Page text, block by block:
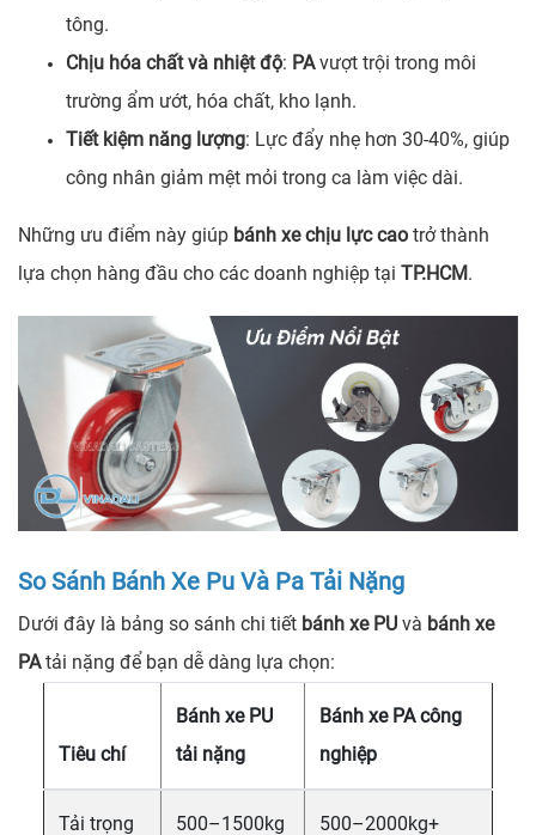
tông.
Chịu hóa chất và nhiệt độ: PAvượt trội trong môi
trường ẩm ướt, hóa chất, kho lạnh.
Tiết kiệm năng lượng: Lực đẩy nhẹ hơn 30-40%, giúp
công nhân giảm mệt mỏi trong ca làm việc dài.
Những ưu điểm này giúp bánh xe chịu lực cao trở thành
lựa chọn hàng đầu cho các doanh nghiệp tại TP.HCM.
So Sánh Bánh Xe Pu Và Pa Tải Nặng
Dưới đây là bảng so sánh chi tiết bánh xe PU và bánh xe
PAtải nặng để bạn dễ dàng lựa chọn:
Tiêu chí
Bánh xe PU
tải nặng
Bánh xe PA công
nghiệp
Tải trọng 500–1500kg 500–2000kg+